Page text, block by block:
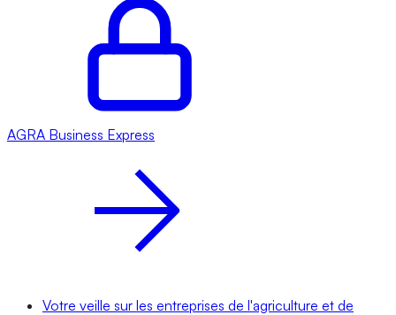
AGRA Business Express
Votre veille sur les entreprises de l'agriculture et de